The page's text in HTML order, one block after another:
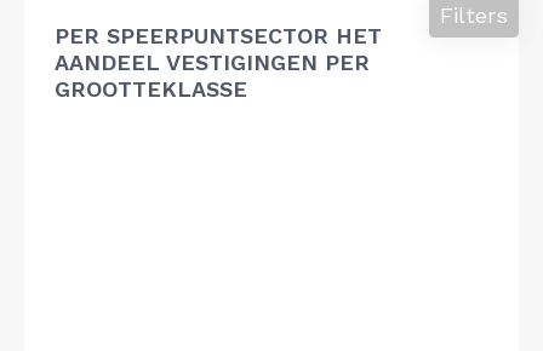
PER SPEERPUNTSECTOR HET
AANDEEL VESTIGINGEN PER
GROOTTEKLASSE
Filters